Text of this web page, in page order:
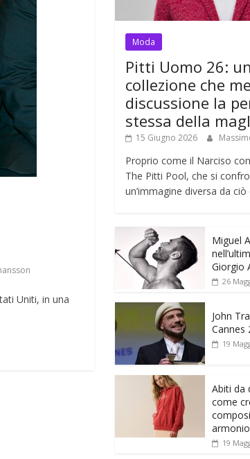
Uniti, in una
Moda
Pitti Uomo 26:
collezione che
discussione la
stessa della
15 Giugno 2026
Proprio come il Narciso
The Pitti Pool, che si
un’immagine diversa da
Miguel
Giorgio
26
John
Cannes
19
Abiti da
come
19